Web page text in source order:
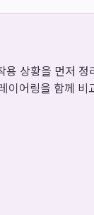
상황을 먼저 정
이어링을 함께 비